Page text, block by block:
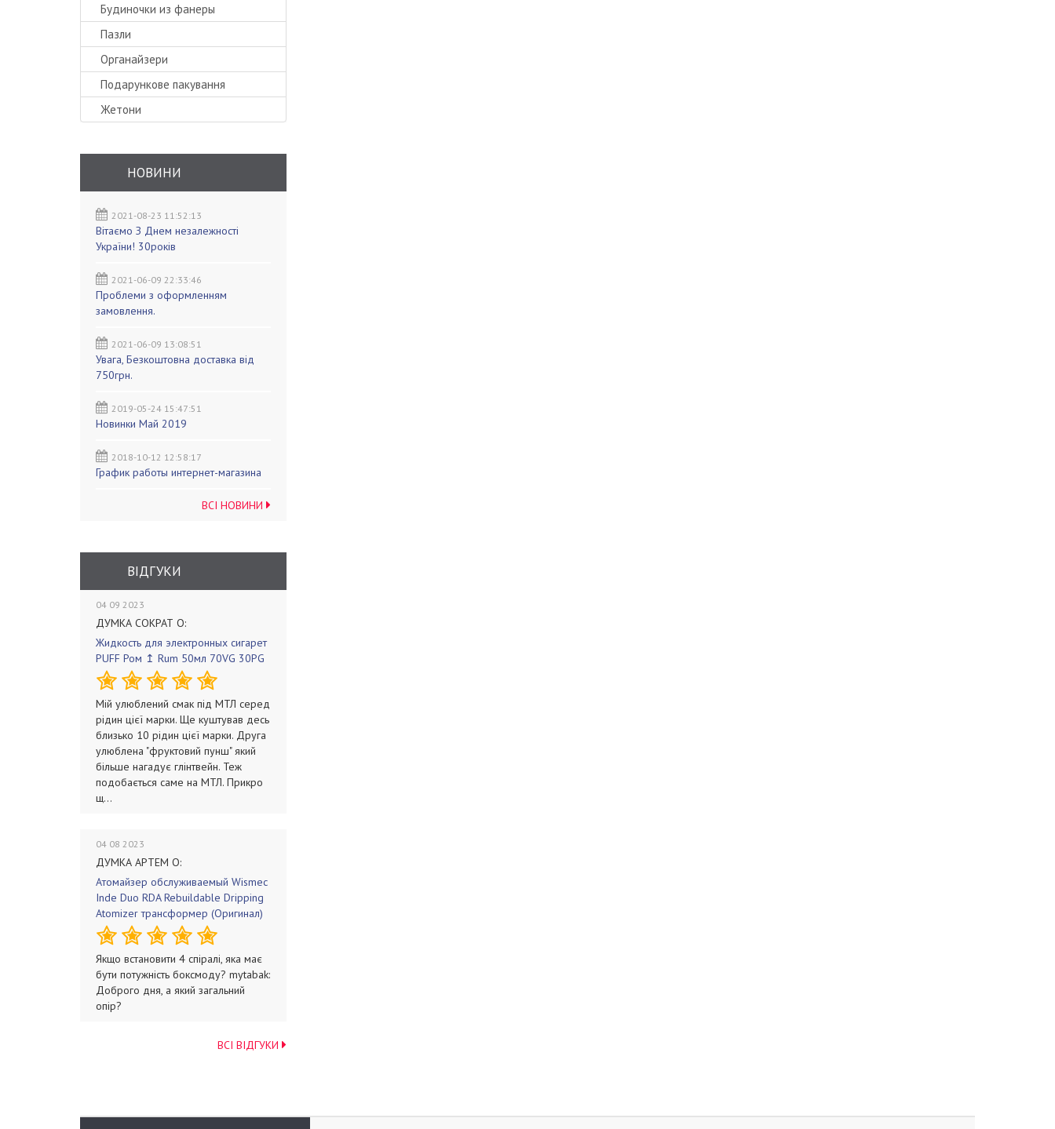
Будиночки из фанеры
Пазли
Органайзери
Подарункове пакування
Жетони
НОВИНИ
2021-08-23 11:52:13
Вітаємо З Днем незалежності
України! 30років
2021-06-09 22:33:46
Проблеми з оформленням
замовлення.
2021-06-09 13:08:51
Увага, Безкоштовна доставка від
750грн.
2019-05-24 15:47:51
Новинки Май 2019
2018-10-12 12:58:17
График работы интернет-магазина
ВСІ НОВИНИ
ВІДГУКИ
04 09 2023
ДУМКА СОКРАТ О:
Жидкость для электронных сигарет
PUFF Ром ↥ Rum 50мл 70VG 30PG
Мій улюблений смак під МТЛ серед
рідин цієї марки. Ще куштував десь
близько 10 рідин цієї марки. Друга
улюблена "фруктовий пунш" який
більше нагадує глінтвейн. Теж
подобається саме на МТЛ. Прикро
щ...
04 08 2023
ДУМКА АРТЕМ О:
Атомайзер обслуживаемый Wismec
Inde Duo RDA Rebuildable Dripping
Atomizer трансформер (Оригинал)
Якщо встановити 4 спіралі, яка має
бути потужність боксмоду? mytabak:
Доброго дня, а який загальний
опір?
ВСІ ВІДГУКИ